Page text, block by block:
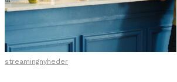
streamingnyheder